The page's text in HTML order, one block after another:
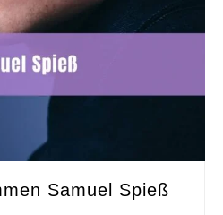
Samuel Spieß